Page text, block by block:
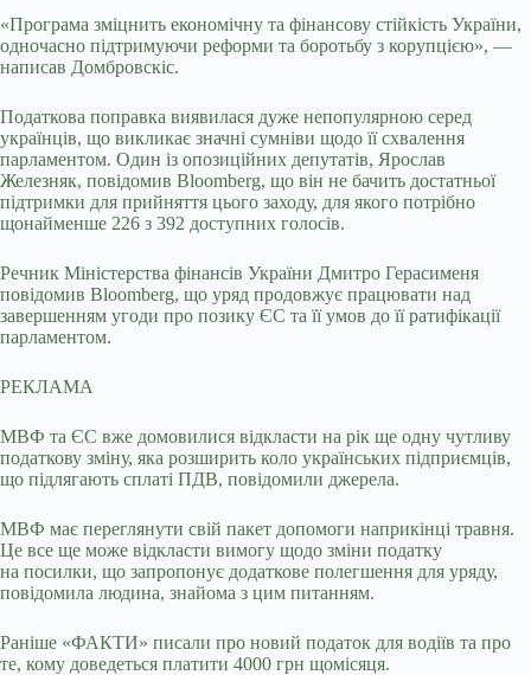
«Програма зміцнить економічну та фінансову стійкість України,
одночасно підтримуючи реформи та боротьбу з корупцією», —
написав Домбровскіс.
Податкова поправка виявилася дуже непопулярною серед
українців, що викликає значні сумніви щодо її схвалення
парламентом. Один із опозиційних депутатів, Ярослав
Железняк, повідомив Bloomberg, що він не бачить достатньої
підтримки для прийняття цього заходу, для якого потрібно
щонайменше 226 з 392 доступних голосів.
Речник Міністерства фінансів України Дмитро Герасименя
повідомив Bloomberg, що уряд продовжує працювати над
завершенням угоди про позику ЄС та її умов до її ратифікації
парламентом.
РЕКЛАМА
МВФ та ЄС вже домовилися відкласти на рік ще одну чутливу
податкову зміну, яка розширить коло українських підприємців,
що підлягають сплаті ПДВ, повідомили джерела.
МВФ має переглянути свій пакет допомоги наприкінці травня.
Це все ще може відкласти вимогу щодо зміни податку
на посилки, що запропонує додаткове полегшення для уряду,
повідомила людина, знайома з цим питанням.
Раніше «ФАКТИ» писали про новий податок для водіїв та про
те, кому доведеться платити 4000 грн щомісяця.